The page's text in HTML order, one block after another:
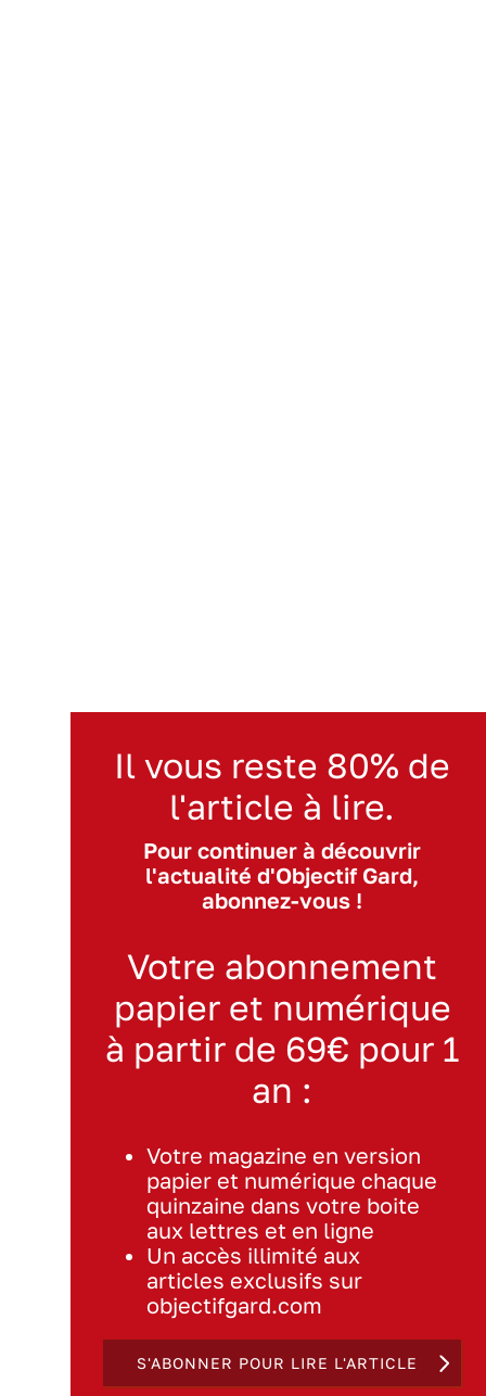
Il vous reste 80% de
l'article à lire.
Pour continuer à découvrir
l'actualité d'Objectif Gard,
abonnez-vous !
Votre abonnement
papier et numérique
à partir de 69€ pour 1
an :
Votre magazine en version
papier et numérique chaque
quinzaine dans votre boite
aux lettres et en ligne
Un accès illimité aux
articles exclusifs sur
objectifgard.com
S'ABONNER POUR LIRE L'ARTICLE